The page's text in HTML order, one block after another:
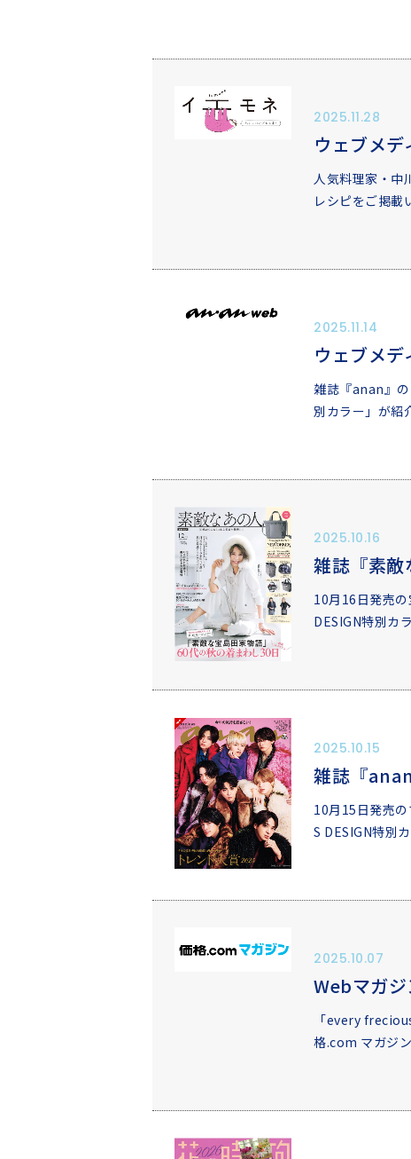
2025.11.28
ウェブメデ
人気料理家・中
レシピをご掲
2025.11.14
ウェブメ
雑誌『anan』
別カラー」が紹
2025.10.16
雑誌『素敵
10月16日発売
DESIGN特別カ
2025.10.15
雑誌『anan
10月15日発売
S DESIGN特別
2025.10.07
Webマガジ
「every
格.com マガジ